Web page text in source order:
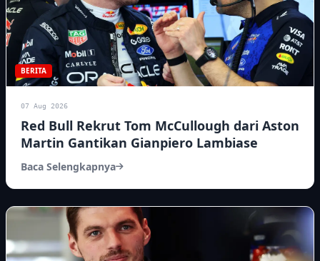
BERITA
07 Aug 2026
Red Bull Rekrut Tom McCullough dari Aston
Martin Gantikan Gianpiero Lambiase
Baca Selengkapnya